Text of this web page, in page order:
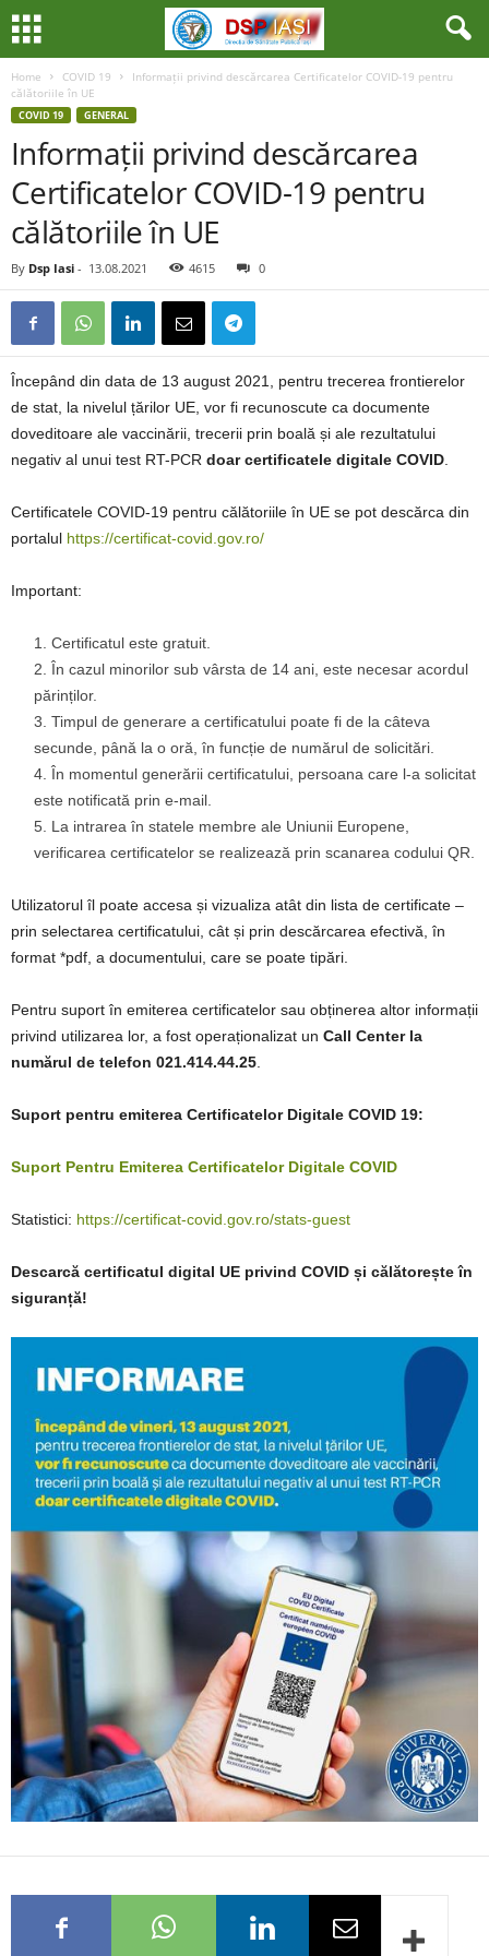
Home COVID 19
Informații privind descărcarea Certificatelor COVID-19 pentru
călătoriile în UE
COVID 19 GENERAL
Informații privind descărcarea
Certificatelor COVID-19 pentru
călătoriile în UE
By Dsp Iasi - 13.08.2021 4615 0
Începând din data de 13 august 2021, pentru trecerea frontierelor
de stat, la nivelul țărilor UE, vor fi recunoscute ca documente
doveditoare ale vaccinării, trecerii prin boală și ale rezultatului
negativ al unui test RT-PCR doar certificatele digitale COVID
Certificatele COVID-19 pentru călătoriile în UE se pot descărca din
portalul https://certificat-covid.gov.ro/
Important:
Certificatul este gratuit.
În cazul minorilor sub vârsta de 14 ani, este necesar acordul
părinților.
Timpul de generare a certificatului poate fi de la câteva
secunde, până la o oră, în funcție de numărul de solicitări.
În momentul generării certificatului, persoana care l-a solicitat
este notificată prin e-mail.
La intrarea în statele membre ale Uniunii Europene,
verificarea certificatelor se realizează prin scanarea codului QR.
Utilizatorul îl poate accesa și vizualiza atât din lista de certificate –
prin selectarea certificatului, cât și prin descărcarea efectivă, în
format *pdf, a documentului, care se poate tipări.
Pentru suport în emiterea certificatelor sau obținerea altor informații
privind utilizarea lor, a fost operaționalizat un Call Center la
numărul de telefon 021.414.44.25
Suport pentru emiterea Certificatelor Digitale COVID 19:
Suport Pentru Emiterea Certificatelor Digitale COVID
Statistici: https://certificat-covid.gov.ro/stats-guest
Descarcă certificatul digital UE privind COVID și călătorește în
siguranță!